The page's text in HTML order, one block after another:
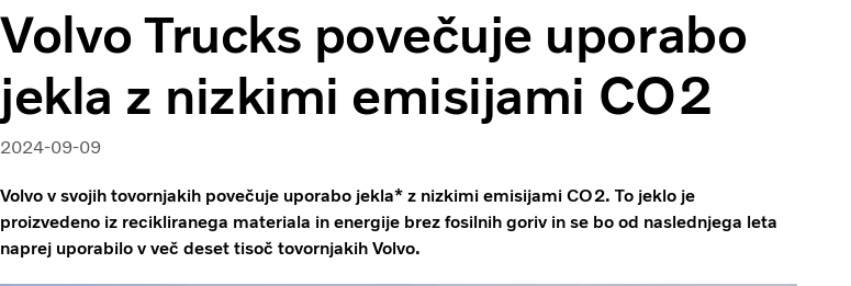
Volvo Trucks povečuje uporabo
jekla z nizkimi emisijami CO2
2024-09-09
Volvo v svojih tovornjakih povečuje uporabo jekla* z nizkimi emisijami CO2. To jeklo je
proizvedeno iz recikliranega materiala in energije brez fosilnih goriv in se bo od naslednjega leta
naprej uporabilo v več deset tisoč tovornjakih Volvo.